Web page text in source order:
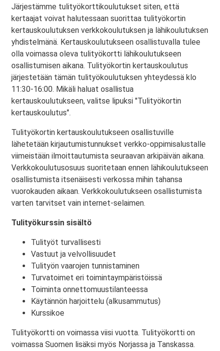
Järjestämme tulityökorttikoulutukset siten, että
kertaajat voivat halutessaan suorittaa tulityökortin
kertauskoulutuksen verkkokoulutuksen ja lähikoulutuksen
yhdistelmänä. Kertauskoulutukseen osallistuvalla tulee
olla voimassa oleva tulityökortti lähikoulutukseen
osallistumisen aikana. Tulityökortin kertauskoulutus
järjestetään tämän tulityökoulutuksen yhteydessä klo
11:30-16:00. Mikäli haluat osallistua
kertauskoulutukseen, valitse lipuksi "Tulityökortin
kertauskoulutus".
Tulityökortin kertauskoulutukseen osallistuville
lähetetään kirjautumistunnukset verkko-oppimisalustalle
viimeistään ilmoittautumista seuraavan arkipäivän aikana.
Verkkokoulutusosuus suoritetaan ennen lähikoulutukseen
osallistumista itsenäisesti verkossa mihin tahansa
vuorokauden aikaan. Verkkokoulutukseen osallistumista
varten tarvitset vain internet-selaimen.
Tulityökurssin sisältö
Tulityöt turvallisesti
Vastuut ja velvollisuudet
Tulityön vaarojen tunnistaminen
Turvatoimet eri toimintaympäristöissä
Toiminta onnettomuustilanteessa
Käytännön harjoittelu (alkusammutus)
Kurssikoe
Tulityökortti on voimassa viisi vuotta. Tulityökortti on
voimassa Suomen lisäksi myös Norjassa ja Tanskassa.